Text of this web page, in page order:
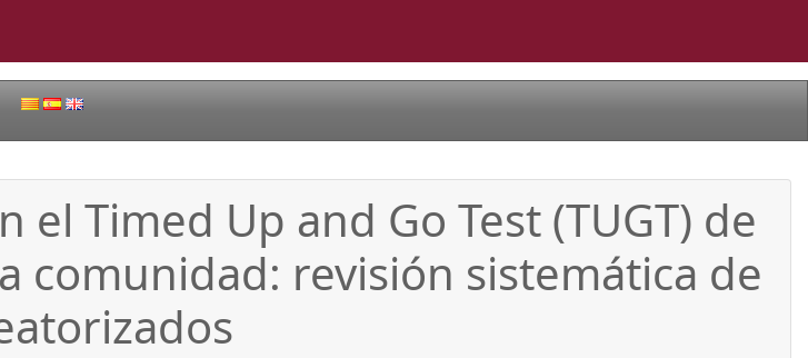
Timed Up and Go Test (TUGT) de
comunidad: revisión sistemática de